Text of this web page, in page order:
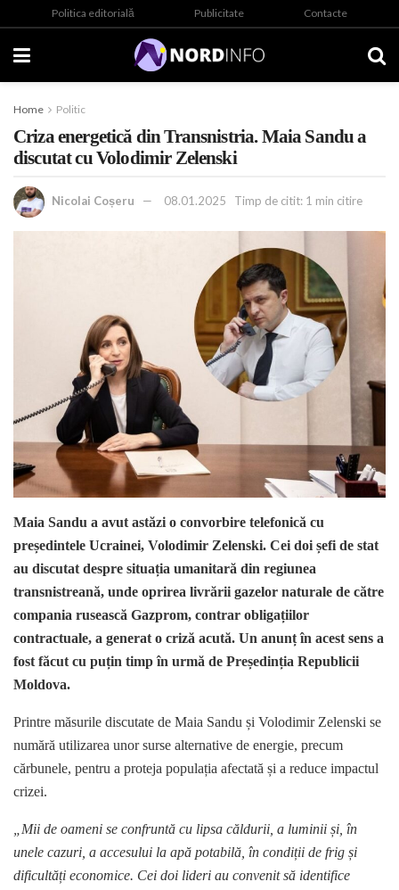
Politica editorială Publicitate Contacte
Home Politic
Criza energetică din Transnistria. Maia Sandu a
discutat cu Volodimir Zelenski
Nicolai Coșeru 08.01.2025 Timp de citit: 1 min citire
Maia Sandu a avut astăzi o convorbire telefonică cu
președintele Ucrainei, Volodimir Zelenski. Cei doi șefi de stat
au discutat despre situația umanitară din regiunea
transnistreană, unde oprirea livrării gazelor naturale de către
compania rusească Gazprom, contrar obligațiilor
contractuale, a generat o criză acută. Un anunț în acest sens a
fost făcut cu puțin timp în urmă de Președinția Republicii
Moldova.
Printre măsurile discutate de Maia Sandu și Volodimir Zelenski se
numără utilizarea unor surse alternative de energie, precum
cărbunele, pentru a proteja populația afectată și a reduce impactul
crizei.
„Mii de oameni se confruntă cu lipsa căldurii, a luminii și, în
unele cazuri, a accesului la apă potabilă, în condiții de frig și
dificultăți economice. Cei doi lideri au convenit să identifice